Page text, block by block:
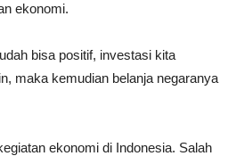
ekonomi.
bisa positif, investasi kita
maka kemudian belanja negaranya
ekonomi di Indonesia. Salah